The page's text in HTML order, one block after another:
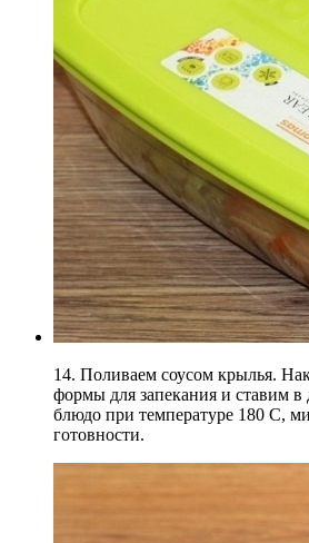
14. Поливаем соусом крылья.
формы для запекания и ставим в
блюдо при температуре 180 С,
готовности.